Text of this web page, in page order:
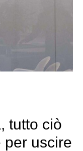
tutto ciò
per uscire